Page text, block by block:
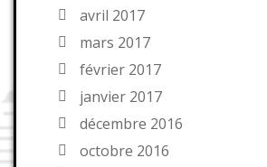
avril 2017
mars 2017
février 2017
janvier 2017
décembre 2016
octobre 2016